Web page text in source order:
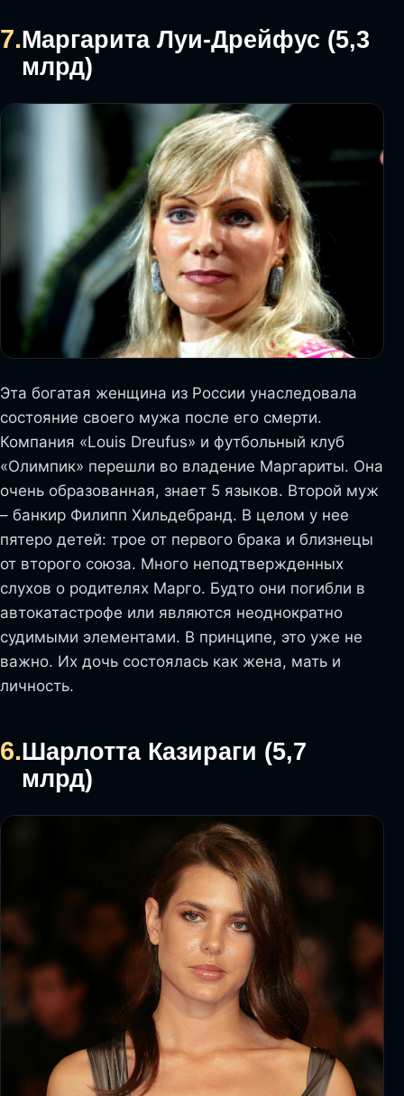
7.Маргарита Луи-Дрейфус (5,3
млрд)
Эта богатая женщина из России унаследовала
состояние своего мужа после его смерти.
Компания «Louis Dreufus» и футбольный клуб
«Олимпик» перешли во владение Маргариты. Она
очень образованная, знает 5 языков. Второй муж
– банкир Филипп Хильдебранд. В целом у нее
пятеро детей: трое от первого брака и близнецы
от второго союза. Много неподтвержденных
слухов о родителях Марго. Будто они погибли в
автокатастрофе или являются неоднократно
судимыми элементами. В принципе, это уже не
важно. Их дочь состоялась как жена, мать и
личность.
6.Шарлотта Казираги (5,7
млрд)